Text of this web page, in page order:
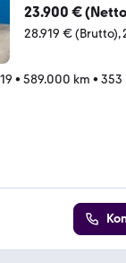
23.900 €
28.919 € (Brutto)
• 589.000 km • 353